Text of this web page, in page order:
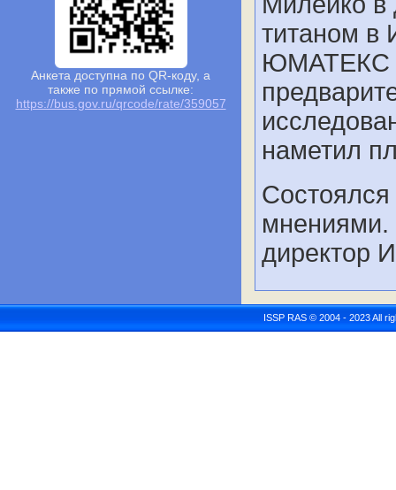
Анкета доступна по QR-коду, а
также по прямой ссылке:
https://bus.gov.ru/qrcode/rate/359057
титаном
ЮМАТЕКС
наметил
мнениями.
директор
ISSP RAS © 2004 - 2023 All